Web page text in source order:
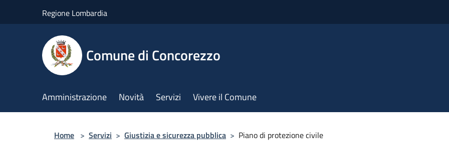
Regione Lombardia
Comune di Concorezzo
Amministrazione Novità Servizi Vivere il Comune
Home > Servizi > Giustizia e sicurezza pubblica > Piano di protezione civile